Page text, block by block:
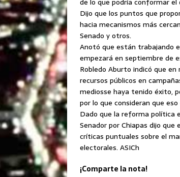
Dijo que los puntos que
hacia mecanismos más
Senado y otros.
Anotó que están trabajando
empezará en septiembre de
Robledo Aburto indicó que
recursos públicos en
mediosse haya tenido éxito,
por lo que consideran que
Dado que la reforma política
Senador por Chiapas dijo que
críticas puntuales sobre el
electorales. ASICh
¡Comparte la nota!